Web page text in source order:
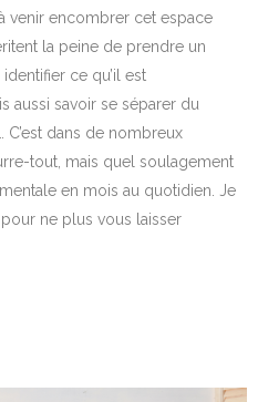
venir encombrer cet espace
la peine de prendre un
ce qu’il est
aussi savoir se séparer du
C’est dans de nombreux
tout, mais quel soulagement
en mois au quotidien. Je
ne plus vous laisser